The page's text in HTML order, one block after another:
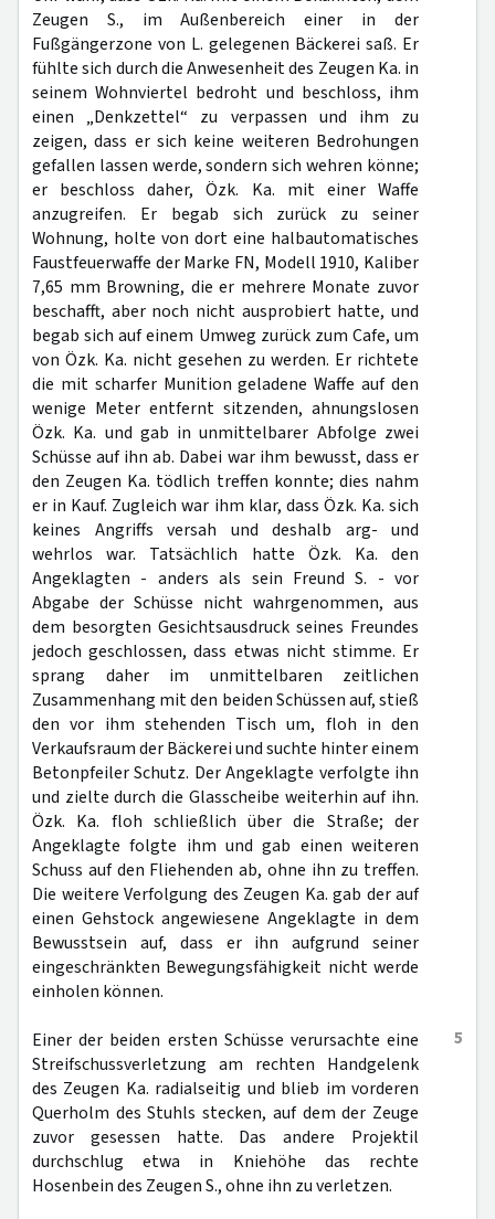
Zeugen S., im Außenbereich einer in der
Fußgängerzone von L. gelegenen Bäckerei saß. Er
fühlte sich durch die Anwesenheit des Zeugen Ka. in
seinem Wohnviertel bedroht und beschloss, ihm
einen „Denkzettel“ zu verpassen und ihm zu
zeigen, dass er sich keine weiteren Bedrohungen
gefallen lassen werde, sondern sich wehren könne;
er beschloss daher, Özk. Ka. mit einer Waffe
anzugreifen. Er begab sich zurück zu seiner
Wohnung, holte von dort eine halbautomatisches
Faustfeuerwaffe der Marke FN, Modell 1910, Kaliber
7,65 mm Browning, die er mehrere Monate zuvor
beschafft, aber noch nicht ausprobiert hatte, und
begab sich auf einem Umweg zurück zum Cafe, um
von Özk. Ka. nicht gesehen zu werden. Er richtete
die mit scharfer Munition geladene Waffe auf den
wenige Meter entfernt sitzenden, ahnungslosen
Özk. Ka. und gab in unmittelbarer Abfolge zwei
Schüsse auf ihn ab. Dabei war ihm bewusst, dass er
den Zeugen Ka. tödlich treffen konnte; dies nahm
er in Kauf. Zugleich war ihm klar, dass Özk. Ka. sich
keines Angriffs versah und deshalb arg- und
wehrlos war. Tatsächlich hatte Özk. Ka. den
Angeklagten - anders als sein Freund S. - vor
Abgabe der Schüsse nicht wahrgenommen, aus
dem besorgten Gesichtsausdruck seines Freundes
jedoch geschlossen, dass etwas nicht stimme. Er
sprang daher im unmittelbaren zeitlichen
Zusammenhang mit den beiden Schüssen auf, stieß
den vor ihm stehenden Tisch um, floh in den
Verkaufsraum der Bäckerei und suchte hinter einem
Betonpfeiler Schutz. Der Angeklagte verfolgte ihn
und zielte durch die Glasscheibe weiterhin auf ihn.
Özk. Ka. floh schließlich über die Straße; der
Angeklagte folgte ihm und gab einen weiteren
Schuss auf den Fliehenden ab, ohne ihn zu treffen.
Die weitere Verfolgung des Zeugen Ka. gab der auf
einen Gehstock angewiesene Angeklagte in dem
Bewusstsein auf, dass er ihn aufgrund seiner
eingeschränkten Bewegungsfähigkeit nicht werde
einholen können.
5
Einer der beiden ersten Schüsse verursachte eine
Streifschussverletzung am rechten Handgelenk
des Zeugen Ka. radialseitig und blieb im vorderen
Querholm des Stuhls stecken, auf dem der Zeuge
zuvor gesessen hatte. Das andere Projektil
durchschlug etwa in Kniehöhe das rechte
Hosenbein des Zeugen S., ohne ihn zu verletzen.